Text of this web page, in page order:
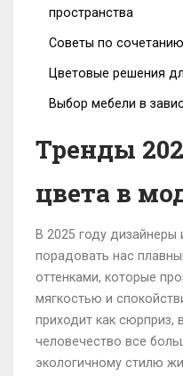
пространства
Советы по
Цветовые решения
Выбор мебели в
Тренды
цвета в
В 2025 году дизайнеры
порадовать нас
оттенками, которые
мягкостью и
приходит как сюрприз,
человечество все
экологичному стилю